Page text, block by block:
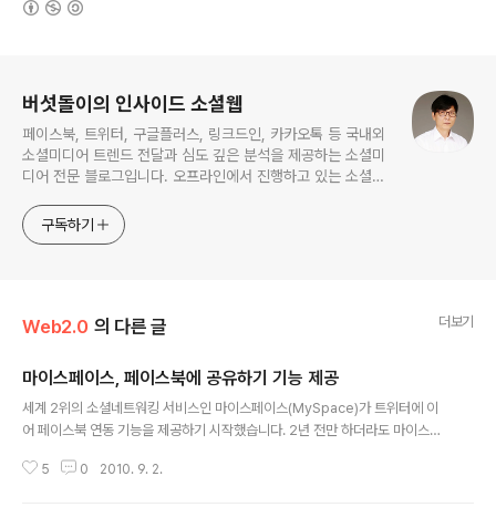
버섯돌이의 인사이드 소셜웹
페이스북, 트위터, 구글플러스, 링크드인, 카카오톡 등 국내외
소셜미디어 트렌드 전달과 심도 깊은 분석을 제공하는 소셜미
디어 전문 블로그입니다. 오프라인에서 진행하고 있는 소셜미
구독하기
Web2.0 의 다른 글 더보기
마이스페이스, 페이스북에 공유하기 기능 제공
세계 2위의 소셜네트워킹 서비스인 마이스페이스(MySpace)가 트위터에 이
어 페이스북 연동 기능을 제공하기 시작했습니다. 2년 전만 하더라도 마이스페
이제는 음악을 사랑하는 사람들의 소셜네트워킹 서비스로 전락했다고 할 수 있
5 0 2010. 9. 2.